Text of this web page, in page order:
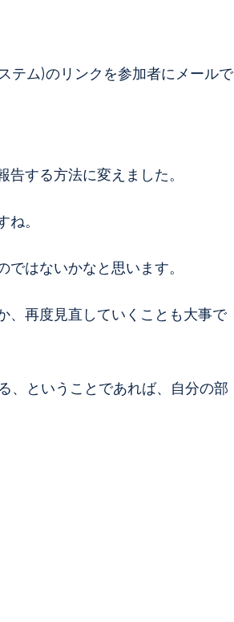
テム)のリンクを参加者にメールで
する方法に変えました。
ね。
はないかなと思います。
、再度見直していくことも大事で
、ということであれば、自分の部